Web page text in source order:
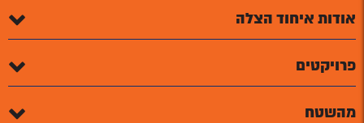
אודות איחוד הצלה
פרויקטים
מהשטח